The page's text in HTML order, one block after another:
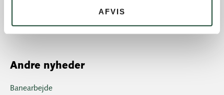
AFVIS
« Forrige 1 2 3 … 9 Næste »
Andre nyheder
Banearbejde